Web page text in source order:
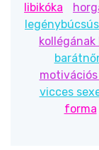
libikóka
kollégának
vicces
forma